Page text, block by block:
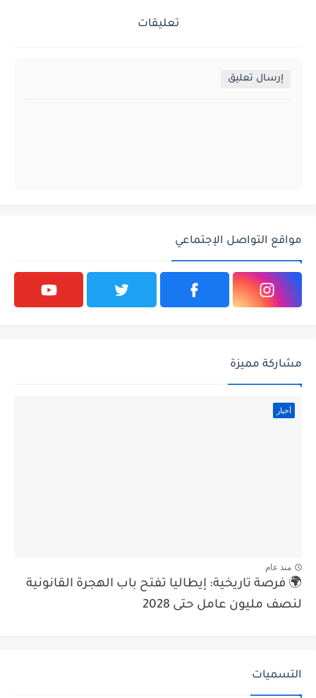
تعليقات
إرسال تعليق
مواقع التواصل الإجتماعي
مشاركة مميزة
أخبار
منذ عام
🌍 فرصة تاريخية: إيطاليا تفتح باب الهجرة القانونية
لنصف مليون عامل حتى 2028
التسميات